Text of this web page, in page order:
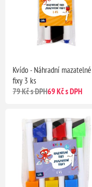
Kvído - Náhradní mazatelné
fixy 3 ks
79 Kč s DPH69 Kč s DPH